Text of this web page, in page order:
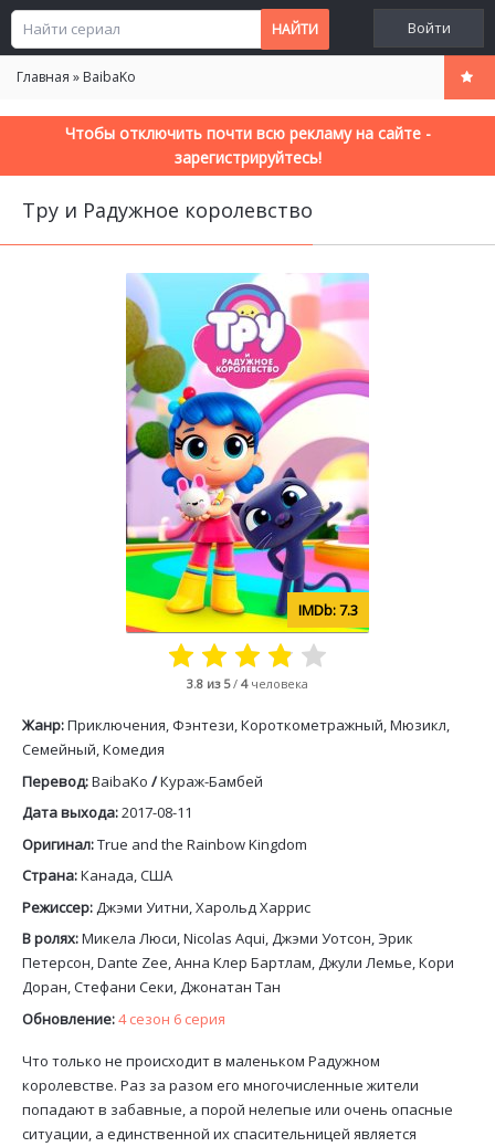
Войти
Главная » BaibaKo
Чтобы отключить почти всю рекламу на сайте -
зарегистрируйтесь!
Тру и Радужное королевство
7.3
3.8 из 5/ 4 человека
Жанр:Приключения, Фэнтези, Короткометражный, Мюзикл,
Семейный, Комедия
Перевод:BaibaKo /Кураж-Бамбей
Дата выхода:2017-08-11
Оригинал:True and the Rainbow Kingdom
Страна:Канада, США
Режиссер: Джэми Уитни, Харольд Харрис
В ролях:Микела Люси, Nicolas Aqui, Джэми Уотсон, Эрик
Петерсон, Dante Zee, Анна Клер Бартлам, Джули Лемье, Кори
Доран, Стефани Секи, Джонатан Тан
Обновление:4 сезон 6 серия
Что только не происходит в маленьком Радужном
королевстве. Раз за разом его многочисленные жители
попадают в забавные, а порой нелепые или очень опасные
ситуации, а единственной их спасительницей является